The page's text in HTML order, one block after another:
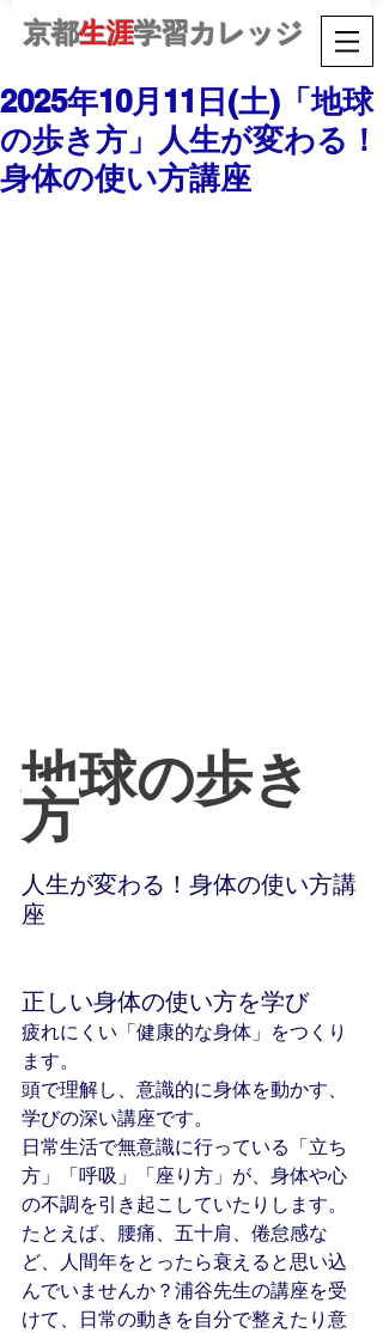
京都生涯学習カレッジ
2025年10月11日(土)「地球
の歩き方」人生が変わる！
身体の使い方講座
地球の歩き
方
人生が変わる！身体の使い方講
座
正しい身体の使い方を学び
疲れにくい「健康的な身体」をつくり
ます。
頭で理解し、意識的に身体を動かす、
学びの深い講座です。
日常生活で無意識に行っている「立ち
方」「呼吸」「座り方」が、身体や心
の不調を引き起こしていたりします。
たとえば、腰痛、五十肩、倦怠感な
ど、人間年をとったら衰えると思い込
んでいませんか？浦谷先生の講座を受
けて、日常の動きを自分で整えたり意